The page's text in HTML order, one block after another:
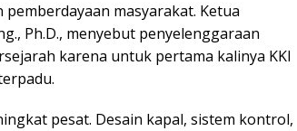
masyarakat. Ketua
Ph.D., menyebut penyelenggaraan
karena untuk pertama kalinya KKI
pesat. Desain kapal, sistem kontrol,